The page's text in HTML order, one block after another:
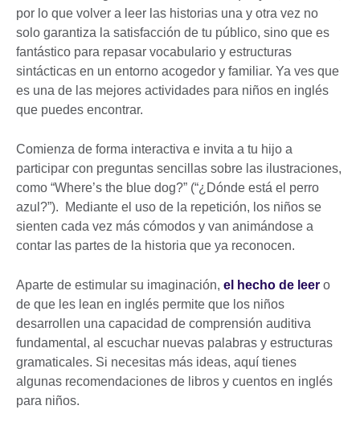
por lo que volver a leer las historias una y otra vez no
solo garantiza la satisfacción de tu público, sino que es
fantástico para repasar vocabulario y estructuras
sintácticas en un entorno acogedor y familiar. Ya ves que
es una de las mejores actividades para niños en inglés
que puedes encontrar.
Comienza de forma interactiva e invita a tu hijo a
participar con preguntas sencillas sobre las ilustraciones,
como “Where’s the blue dog?” (“¿Dónde está el perro
azul?”). Mediante el uso de la repetición, los niños se
sienten cada vez más cómodos y van animándose a
contar las partes de la historia que ya reconocen.
Aparte de estimular su imaginación, el hecho de leer o
de que les lean en inglés permite que los niños
desarrollen una capacidad de comprensión auditiva
fundamental, al escuchar nuevas palabras y estructuras
gramaticales. Si necesitas más ideas, aquí tienes
algunas recomendaciones de libros y cuentos en inglés
para niños.